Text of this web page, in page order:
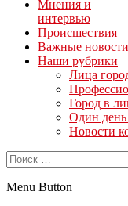
Мнения и
интервью
Происшествия
Важные новости
Наши рубрики
Лица
Город в
Один
Новости
Menu Button